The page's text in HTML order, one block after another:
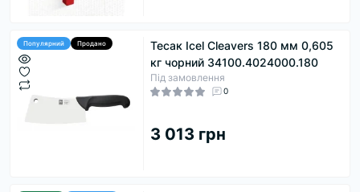
Популярний Продано
Тесак Icel Cleavers 180 мм 0,605
кг чорний 34100.4024000.180
Під замовлення
0
3 013 грн